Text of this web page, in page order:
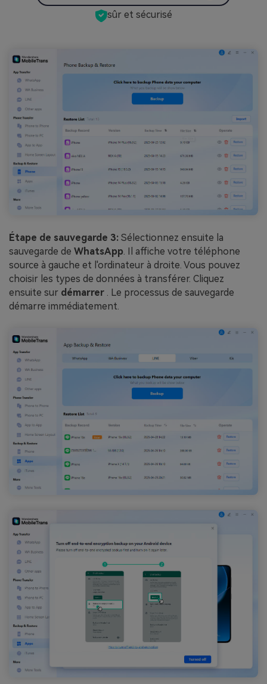
sûr et sécurisé
Étape de sauvegarde 3: Sélectionnez ensuite la
sauvegarde de WhatsApp . Il affiche votre téléphone
source à gauche et l'ordinateur à droite. Vous pouvez
choisir les types de données à transférer. Cliquez
ensuite sur démarrer
. Le processus de sauvegarde
démarre immédiatement.